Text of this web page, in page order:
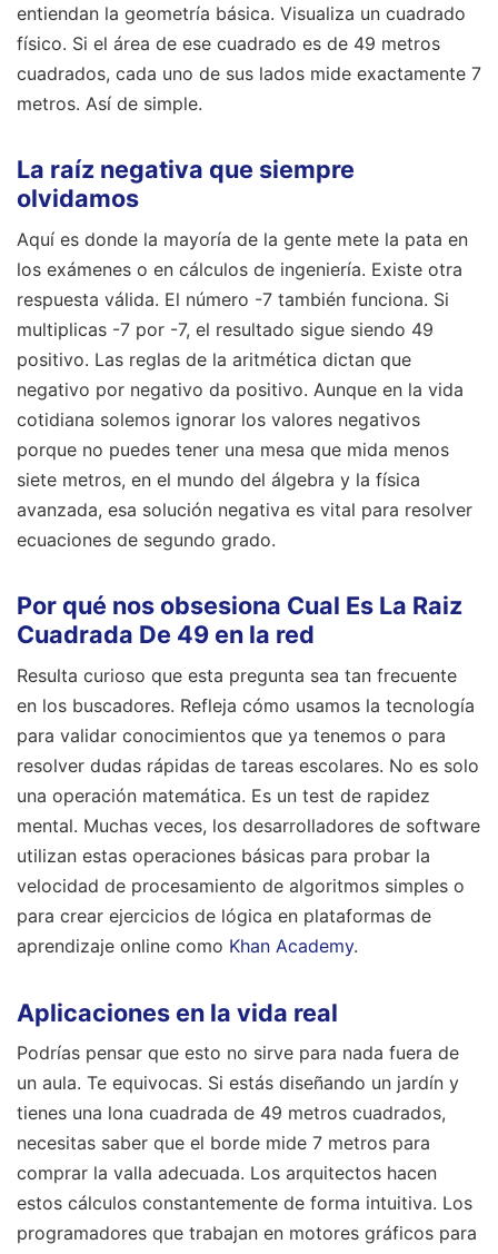
entiendan la geometría básica. Visualiza un cuadrado
físico. Si el área de ese cuadrado es de 49 metros
cuadrados, cada uno de sus lados mide exactamente 7
metros. Así de simple.
La raíz negativa que siempre
olvidamos
Aquí es donde la mayoría de la gente mete la pata en
los exámenes o en cálculos de ingeniería. Existe otra
respuesta válida. El número -7 también funciona. Si
multiplicas -7 por -7, el resultado sigue siendo 49
positivo. Las reglas de la aritmética dictan que
negativo por negativo da positivo. Aunque en la vida
cotidiana solemos ignorar los valores negativos
porque no puedes tener una mesa que mida menos
siete metros, en el mundo del álgebra y la física
avanzada, esa solución negativa es vital para resolver
ecuaciones de segundo grado.
Por qué nos obsesiona Cual Es La Raiz
Cuadrada De 49 en la red
Resulta curioso que esta pregunta sea tan frecuente
en los buscadores. Refleja cómo usamos la tecnología
para validar conocimientos que ya tenemos o para
resolver dudas rápidas de tareas escolares. No es solo
una operación matemática. Es un test de rapidez
mental. Muchas veces, los desarrolladores de software
utilizan estas operaciones básicas para probar la
velocidad de procesamiento de algoritmos simples o
para crear ejercicios de lógica en plataformas de
aprendizaje online como Khan Academy.
Aplicaciones en la vida real
Podrías pensar que esto no sirve para nada fuera de
un aula. Te equivocas. Si estás diseñando un jardín y
tienes una lona cuadrada de 49 metros cuadrados,
necesitas saber que el borde mide 7 metros para
comprar la valla adecuada. Los arquitectos hacen
estos cálculos constantemente de forma intuitiva. Los
programadores que trabajan en motores gráficos para